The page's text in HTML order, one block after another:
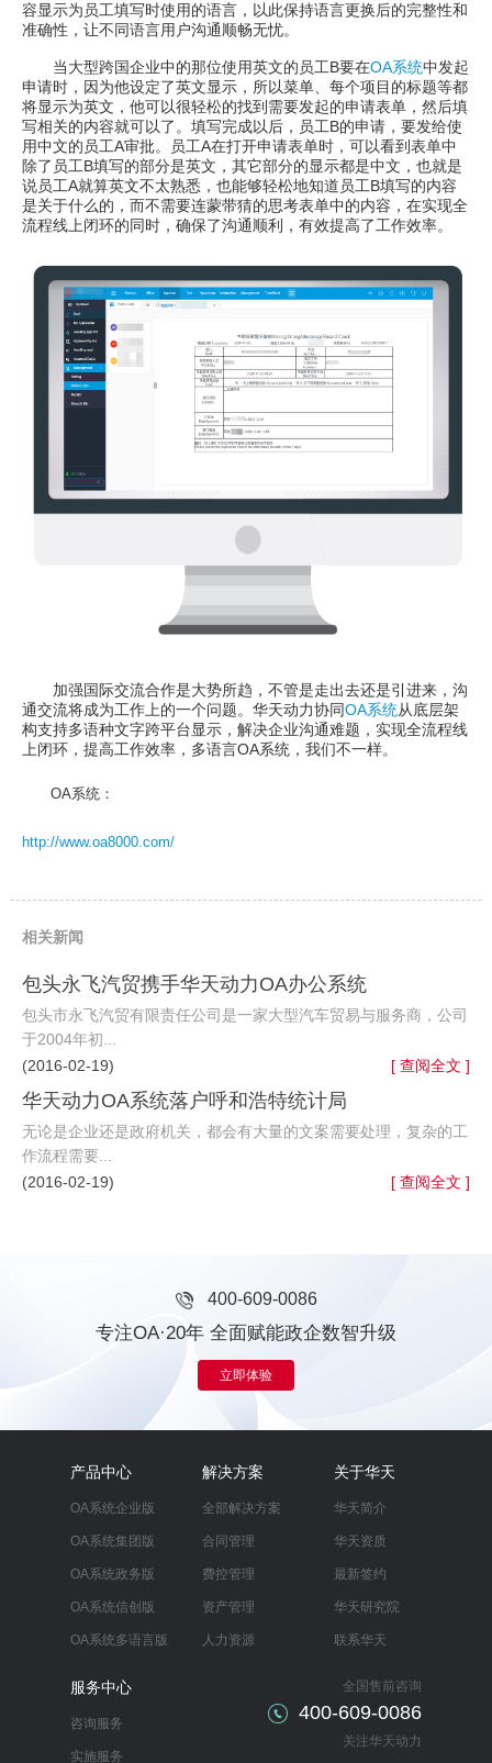
容显示为员工填写时使用的语言，以此保持语言更换后的完整性和
准确性，让不同语言用户沟通顺畅无忧。
当大型跨国企业中的那位使用英文的员工B要在OA系统中发起
申请时，因为他设定了英文显示，所以菜单、每个项目的标题等都
将显示为英文，他可以很轻松的找到需要发起的申请表单，然后填
写相关的内容就可以了。填写完成以后，员工B的申请，要发给使
用中文的员工A审批。员工A在打开申请表单时，可以看到表单中
除了员工B填写的部分是英文，其它部分的显示都是中文，也就是
说员工A就算英文不太熟悉，也能够轻松地知道员工B填写的内容
是关于什么的，而不需要连蒙带猜的思考表单中的内容，在实现全
流程线上闭环的同时，确保了沟通顺利，有效提高了工作效率。
加强国际交流合作是大势所趋，不管是走出去还是引进来，沟
通交流将成为工作上的一个问题。华天动力协同OA系统从底层架
构支持多语种文字跨平台显示，解决企业沟通难题，实现全流程线
上闭环，提高工作效率，多语言OA系统，我们不一样。
OA系统：
http://www.oa8000.com/
相关新闻
包头永飞汽贸携手华天动力OA办公系统
包头市永飞汽贸有限责任公司是一家大型汽车贸易与服务商，公司
于2004年初...
(2016-02-19)
[ 查阅全文 ]
华天动力OA系统落户呼和浩特统计局
无论是企业还是政府机关，都会有大量的文案需要处理，复杂的工
作流程需要...
(2016-02-19)
[ 查阅全文 ]
400-609-0086
专注OA·20年 全面赋能政企数智升级
立即体验
产品中心
OA系统企业版
OA系统集团版
OA系统政务版
OA系统信创版
OA系统多语言版
解决方案
全部解决方案
合同管理
费控管理
资产管理
人力资源
关于华天
华天简介
华天资质
最新签约
华天研究院
联系华天
服务中心
咨询服务
实施服务
全国售前咨询
400-609-0086
关注华天动力